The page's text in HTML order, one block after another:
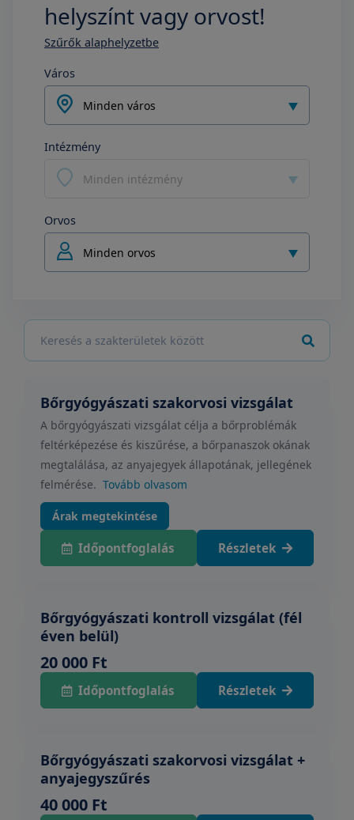
helyszínt vagy orvost!
Szűrők alaphelyzetbe
Város
Minden város
Intézmény
Minden intézmény
Orvos
Minden orvos
Bőrgyógyászati szakorvosi vizsgálat
A bőrgyógyászati vizsgálat célja a bőrproblémák
feltérképezése és kiszűrése, a bőrpanaszok okának
megtalálása, az anyajegyek állapotának, jellegének
felmérése. Tovább olvasom
Árak megtekintése
Időpontfoglalás Részletek
Bőrgyógyászati kontroll vizsgálat (fél
éven belül)
20 000 Ft
Időpontfoglalás Részletek
Bőrgyógyászati szakorvosi vizsgálat +
anyajegyszűrés
40 000 Ft